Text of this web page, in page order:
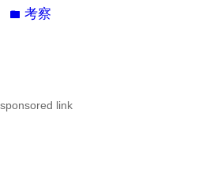
folder考察
sponsored link